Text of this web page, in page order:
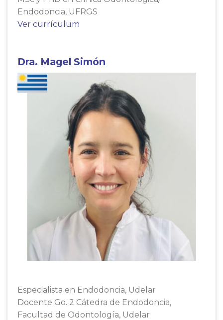
Endodoncia, UFRGS
Ver currículum
Dra. Magel Simón
Especialista en Endodoncia, Udelar
Docente Go. 2 Cátedra de Endodoncia,
Facultad de Odontología, Udelar